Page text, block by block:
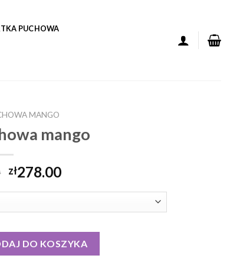
PUCHOWA
MANGO
mango
zł278.00
DO KOSZYKA